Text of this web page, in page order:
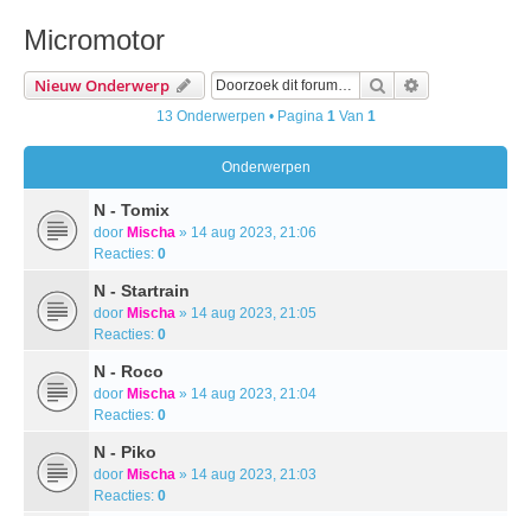
Micromotor
Nieuw Onderwerp Zoek
13 Onderwerpen • Pagina 1Van 1
Onderwerpen
N - Tomix
door Mischa » 14 aug 2023, 21:06
Reacties: 0
N - Startrain
door Mischa » 14 aug 2023, 21:05
Reacties: 0
N - Roco
door Mischa » 14 aug 2023, 21:04
Reacties: 0
N - Piko
door Mischa » 14 aug 2023, 21:03
Reacties: 0